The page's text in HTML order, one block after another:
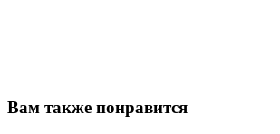
Вам также понравится